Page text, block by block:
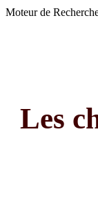
Moteur de
Les